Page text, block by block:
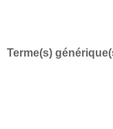
Terme(s)